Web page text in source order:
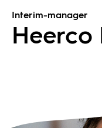
Interim-manager
Heerco